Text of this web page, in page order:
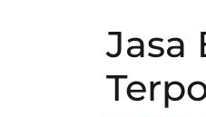
Jasa